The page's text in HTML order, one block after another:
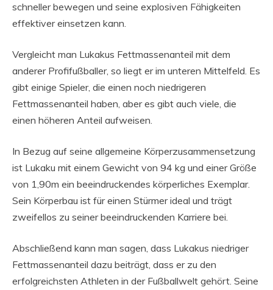
schneller bewegen und seine explosiven Fähigkeiten
effektiver einsetzen kann.
Vergleicht man Lukakus Fettmassenanteil mit dem
anderer Profifußballer, so liegt er im unteren Mittelfeld. Es
gibt einige Spieler, die einen noch niedrigeren
Fettmassenanteil haben, aber es gibt auch viele, die
einen höheren Anteil aufweisen.
In Bezug auf seine allgemeine Körperzusammensetzung
ist Lukaku mit einem Gewicht von 94 kg und einer Größe
von 1,90m ein beeindruckendes körperliches Exemplar.
Sein Körperbau ist für einen Stürmer ideal und trägt
zweifellos zu seiner beeindruckenden Karriere bei.
Abschließend kann man sagen, dass Lukakus niedriger
Fettmassenanteil dazu beiträgt, dass er zu den
erfolgreichsten Athleten in der Fußballwelt gehört. Seine